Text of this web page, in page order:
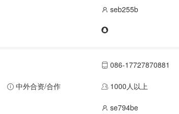
seb255b
086-17727870881
中外合资/合作 1000人以上
se794be